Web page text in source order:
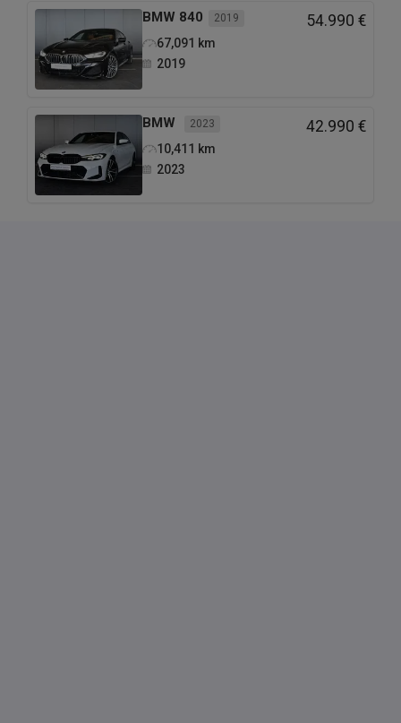
BMW 840 2019 54.990 €
67,091 km
2019
BMW 2023 42.990 €
10,411 km
2023